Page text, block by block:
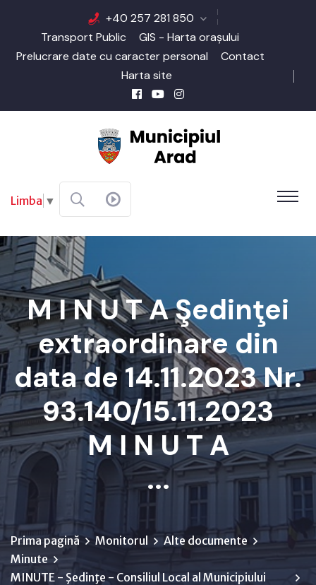
+40 257 281 850
Transport Public
GIS - Harta orașului
Prelucrare date cu caracter personal
Contact
Harta site
Limba ▼
M I N U T A Şedinţei
extraordinare din
data de 14.11.2023 Nr.
93.140/15.11.2023
M I N U T A
...
Prima pagină Monitorul
Alte documente
Minute
MINUTE - Şedinţe - Consiliul Local al Municipiului